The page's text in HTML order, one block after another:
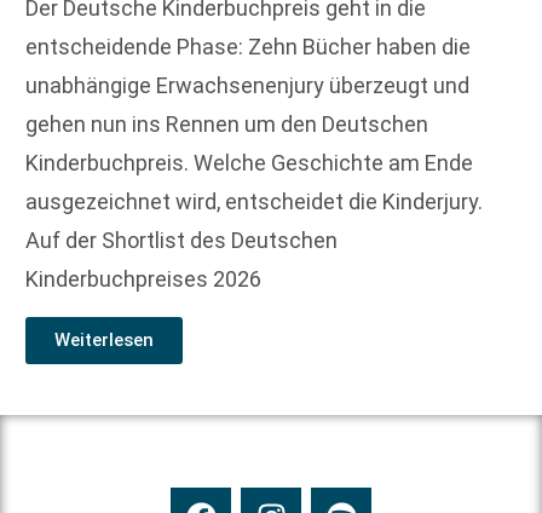
Der Deutsche Kinderbuchpreis geht in die
entscheidende Phase: Zehn Bücher haben die
unabhängige Erwachsenenjury überzeugt und
gehen nun ins Rennen um den Deutschen
Kinderbuchpreis. Welche Geschichte am Ende
ausgezeichnet wird, entscheidet die Kinderjury.
Auf der Shortlist des Deutschen
Kinderbuchpreises 2026
Weiterlesen